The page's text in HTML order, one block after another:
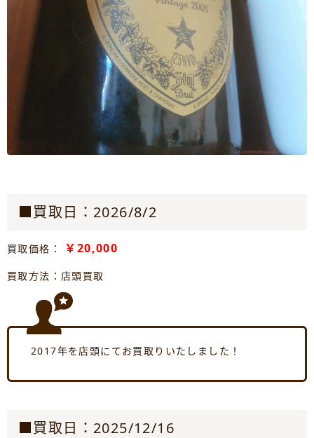
■買取日：2026/8/2
買取価格： ￥20,000
買取方法：店頭買取
2017年を店頭にてお買取りいたしました！
■買取日：2025/12/16